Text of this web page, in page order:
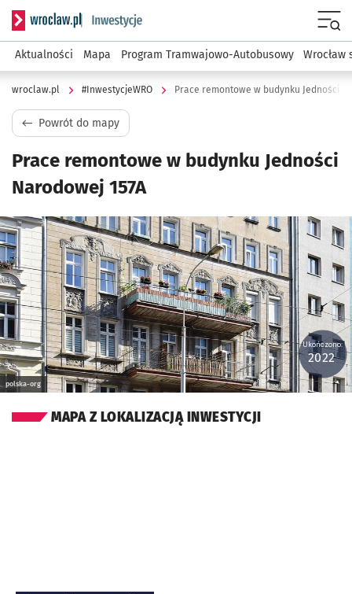
Serwis informacyjny wroclaw.pl podserwis:
Aktualności Mapa Program Tramwajowo-Autobusowy Wrocław
wroclaw.pl #InwestycjeWRO Prace remontowe w budynku Jedności
Powrót do mapy
Prace remontowe w budynku Jedności
Narodowej 157A
Kliknij, aby powiększyć
polska-org
Ukończono:
2022
MAPA Z LOKALIZACJĄ INWESTYCJI